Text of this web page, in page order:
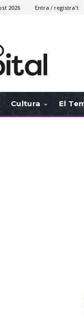
2026 Entra / registra't
Cultura El